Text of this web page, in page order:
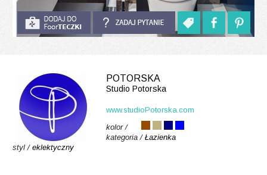
POTORSKA
Studio Potorska
www.studioPotorska.com
kolor /
kategoria / Łazienka
styl / eklektyczny